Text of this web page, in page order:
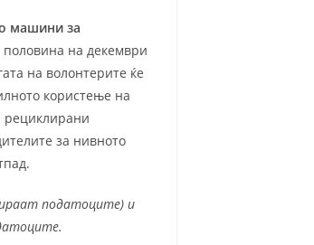
машини за
на декември
на волонтерите ќе
користење на
рециклирани
за нивното
податоците) и